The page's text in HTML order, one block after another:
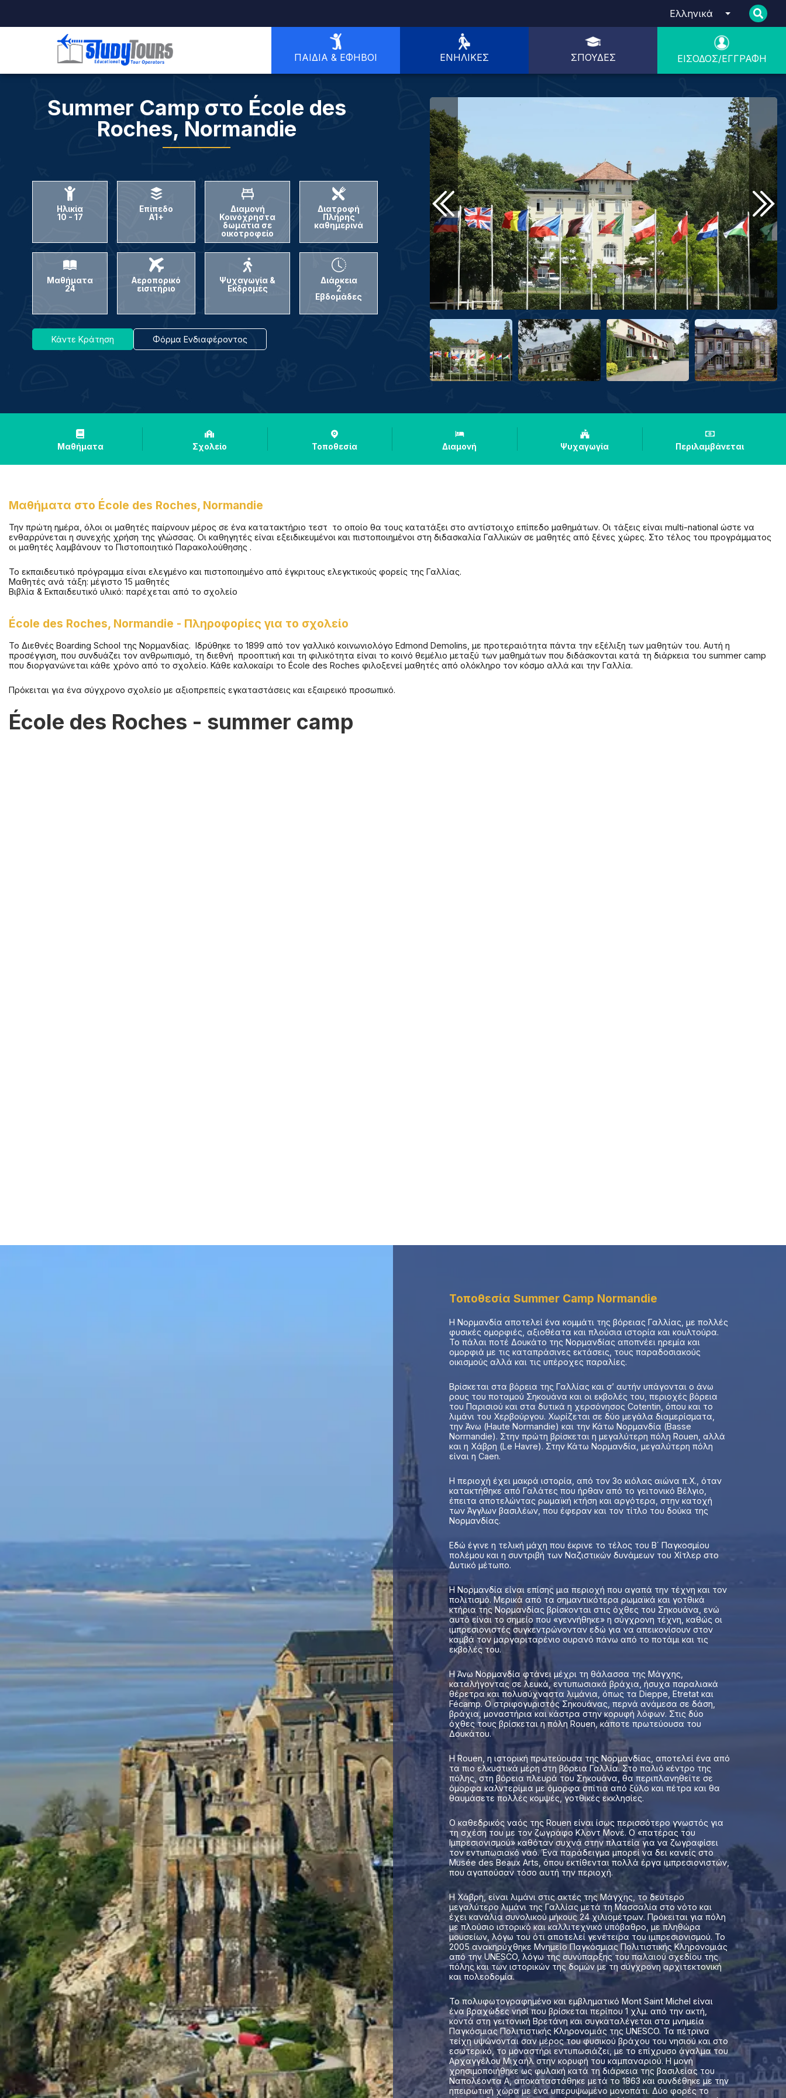
Ελληνικά
ΠΑΙΔΙΆ & ΈΦΗΒΟΙ ΕΝΉΛΙΚΕΣ ΣΠΟΥΔΈΣ ΕΊΣΟΔΟΣ/ΕΓΓΡΑΦΉ
Παιδιά & Έφηβοι Ενήλικες Σπουδές
Summer Camp στο École des
Roches, Normandie
Ηλικία
10 - 17
Επίπεδο
Α1+
Διαμονή
Κοινόχρηστα
δωμάτια σε
οικοτροφείο
Διατροφή
Πλήρης
καθημερινά
Μαθήματα
24
Αεροπορικό
εισιτήριο
Ψυχαγωγία &
Εκδρομές
Διάρκεια
2
Εβδομάδες
Κάντε Κράτηση Φόρμα Ενδιαφέροντος
Μαθήματα Σχολείο Τοποθεσία Διαμονή Ψυχαγωγία Περιλαμβάνεται
Μαθήματα στο École des Roches, Normandie
Την πρώτη ημέρα, όλοι οι μαθητές παίρνουν μέρος σε ένα κατατακτήριο τεστ το οποίο θα τους κατατάξει στο αντίστοιχο επίπεδο μαθημάτων. Οι τάξεις είναι multi-national ώστε να
ενθαρρύνεται η συνεχής χρήση της γλώσσας. Οι καθηγητές είναι εξειδικευμένοι και πιστοποιημένοι στη διδασκαλία Γαλλικών σε μαθητές από ξένες χώρες. Στο τέλος του προγράμματος
οι μαθητές λαμβάνουν το Πιστοποιητικό Παρακολούθησης .
Το εκπαιδευτικό πρόγραμμα είναι ελεγμένο και πιστοποιημένο από έγκριτους ελεγκτικούς φορείς της Γαλλίας.
Μαθητές ανά τάξη: μέγιστο 15 μαθητές
Βιβλία & Εκπαιδευτικό υλικό: παρέχεται από το σχολείο
École des Roches, Normandie - Πληροφορίες για το σχολείο
Το Διεθνές Boarding School της Νορμανδίας. Ιδρύθηκε το 1899 από τον γαλλικό κοινωνιολόγο Edmond Demolins, με προτεραιότητα πάντα την εξέλιξη των μαθητών του. Αυτή η
προσέγγιση, που συνδυάζει τον ανθρωπισμό, τη διεθνή προοπτική και τη φιλικότητα είναι το κοινό θεμέλιο μεταξύ των μαθημάτων που διδάσκονται κατά τη διάρκεια του summer camp
που διοργανώνεται κάθε χρόνο από το σχολείο. Κάθε καλοκαίρι το École des Roches φιλοξενεί μαθητές από ολόκληρο τον κόσμο αλλά και την Γαλλία.
Πρόκειται για ένα σύγχρονο σχολείο με αξιοπρεπείς εγκαταστάσεις και εξαιρεικό προσωπικό.
École des Roches - summer camp
Τοποθεσία Summer Camp Normandie
Η Νορμανδία αποτελεί ένα κομμάτι της βόρειας Γαλλίας, με πολλές
φυσικές ομορφιές, αξιοθέατα και πλούσια ιστορία και κουλτούρα.
Το πάλαι ποτέ Δουκάτο της Νορμανδίας αποπνέει ηρεμία και
ομορφιά με τις καταπράσινες εκτάσεις, τους παραδοσιακούς
οικισμούς αλλά και τις υπέροχες παραλίες.
Βρίσκεται στα βόρεια της Γαλλίας και σ’ αυτήν υπάγονται ο άνω
ρους του ποταμού Σηκουάνα και οι εκβολές του, περιοχές βόρεια
του Παρισιού και στα δυτικά η χερσόνησος Cotentin, όπου και το
λιμάνι του Χερβούργου. Χωρίζεται σε δύο μεγάλα διαμερίσματα,
την Άνω (Haute Normandie) και την Κάτω Νορμανδία (Basse
Normandie). Στην πρώτη βρίσκεται η μεγαλύτερη πόλη Rouen, αλλά
και η Χάβρη (Le Havre). Στην Κάτω Νορμανδία, μεγαλύτερη πόλη
είναι η Caen.
Η περιοχή έχει μακρά ιστορία, από τον 3ο κιόλας αιώνα π.Χ., όταν
κατακτήθηκε από Γαλάτες που ήρθαν από το γειτονικό Βέλγιο,
έπειτα αποτελώντας ρωμαϊκή κτήση και αργότερα, στην κατοχή
των Άγγλων βασιλέων, που έφεραν και τον τίτλο του δούκα της
Νορμανδίας.
Εδώ έγινε η τελική μάχη που έκρινε το τέλος του Β΄ Παγκοσμίου
πολέμου και η συντριβή των Ναζιστικών δυνάμεων του Χίτλερ στο
Δυτικό μέτωπο.
Η Νορμανδία είναι επίσης μια περιοχή που αγαπά την τέχνη και τον
πολιτισμό. Μερικά από τα σημαντικότερα ρωμαϊκά και γοτθικά
κτήρια της Νορμανδίας βρίσκονται στις όχθες του Σηκουάνα, ενώ
αυτό είναι το σημείο που «γεννήθηκε» η σύγχρονη τέχνη, καθώς οι
ιμπρεσιονιστές συγκεντρώνονταν εδώ για να απεικονίσουν στον
καμβά τον μαργαριταρένιο ουρανό πάνω από το ποτάμι και τις
εκβολές του.
Η Άνω Νορμανδία φτάνει μέχρι τη θάλασσα της Μάγχης,
καταλήγοντας σε λευκά, εντυπωσιακά βράχια, ήσυχα παραλιακά
θέρετρα και πολυσύχναστα λιμάνια, όπως τα Dieppe, Etretat και
Fécamp. Ο στριφογυριστός Σηκουάνας, περνά ανάμεσα σε δάση,
βράχια, μοναστήρια και κάστρα στην κορυφή λόφων. Στις δύο
όχθες τους βρίσκεται η πόλη Rouen, κάποτε πρωτεύουσα του
Δουκάτου.
Η Rouen, η ιστορική πρωτεύουσα της Νορμανδίας, αποτελεί ένα από
τα πιο ελκυστικά μέρη στη βόρεια Γαλλία. Στο παλιό κέντρο της
πόλης, στη βόρεια πλευρά του Σηκουάνα, θα περιπλανηθείτε σε
όμορφα καλντερίμια με όμορφα σπίτια από ξύλο και πέτρα και θα
θαυμάσετε πολλές κομψές, γοτθικές εκκλησίες.
Ο καθεδρικός ναός της Rouen είναι ίσως περισσότερο γνωστός για
τη σχέση του με τον ζωγράφο Κλοντ Μονέ. Ο «πατέρας του
Ιμπρεσιονισμού» καθόταν συχνά στην πλατεία για να ζωγραφίσει
τον εντυπωσιακό ναό. Ένα παράδειγμα μπορεί να δει κανείς στο
Musée des Beaux Arts, όπου εκτίθενται πολλά έργα ιμπρεσιονιστών,
που αγαπούσαν τόσο αυτή την περιοχή.
Η Χάβρη, είναι λιμάνι στις ακτές της Μάγχης, το δεύτερο
μεγαλύτερο λιμάνι της Γαλλίας μετά τη Μασσαλία στο νότο και
έχει κανάλια συνολικού μήκους 24 χιλιομέτρων. Πρόκειται για πόλη
με πλούσιο ιστορικό και καλλιτεχνικό υπόβαθρο, με πληθώρα
μουσείων, λόγω του ότι αποτελεί γενέτειρα του ιμπρεσιονισμού. Το
2005 ανακηρύχθηκε Μνημείο Παγκόσμιας Πολιτιστικής Κληρονομιάς
από την UNESCO, λόγω της συνύπαρξης του παλαιού σχεδίου της
πόλης και των ιστορικών της δομών με τη σύγχρονη αρχιτεκτονική
και πολεοδομία.
Το πολυφωτογραφημένο και εμβληματικό Mont Saint Michel είναι
ένα βραχώδες νησί που βρίσκεται περίπου 1 χλμ. από την ακτή,
κοντά στη γειτονική Βρετάνη και συγκαταλέγεται στα μνημεία
Παγκόσμιας Πολιτιστικής Κληρονομιάς της UNESCO. Τα πέτρινα
τείχη υψώνονται σαν μέρος του φυσικού βράχου του νησιού και στο
εσωτερικό, το μοναστήρι εντυπωσιάζει, με το επίχρυσο άγαλμα του
Αρχαγγέλου Μιχαήλ στην κορυφή του καμπαναριού. Η μονή
χρησιμοποιήθηκε ως φυλακή κατά τη διάρκεια της βασιλείας του
Ναπολέοντα Α, αποκαταστάθηκε μετά το 1863 και συνδέθηκε με την
ηπειρωτική χώρα με ένα υπερυψωμένο μονοπάτι. Δύο φορές το